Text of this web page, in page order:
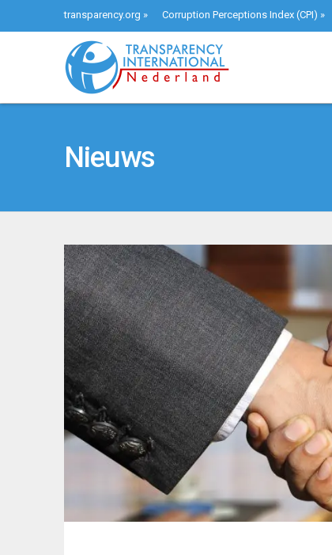
transparency.org » Corruption Perceptions Index (CPI) »
Nieuws